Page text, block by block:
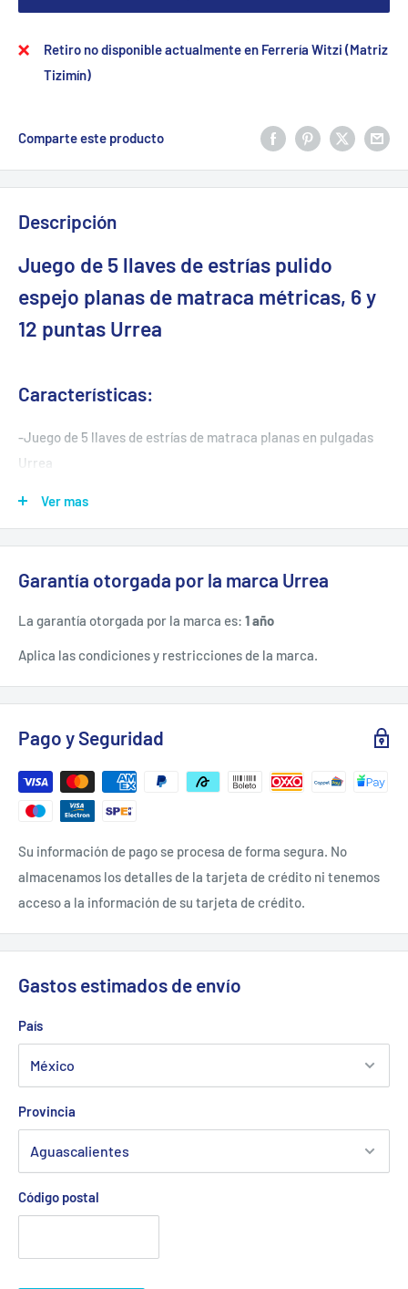
Retiro no disponible actualmente en Ferrería Witzi (Matriz
Tizimín)
Comparte este producto
Descripción
Juego de 5 llaves de estrías pulido
espejo planas de matraca métricas, 6 y
12 puntas Urrea
Características:
-Juego de 5 llaves de estrías de matraca planas en pulgadas
Urrea
17"
-Piezas: 5
Contenido:
Llave estrías matraca 11x12mm. Llave estrías matraca
13x14mm. Llave estrías matraca 15x17mm. Llave estrías
bolsas 23.6x34.5cm
Garantía: 1 año
Ver mas
Garantía otorgada por la marca Urrea
La garantía otorgada por la marca es: 1 año
Aplica las condiciones y restricciones de la marca.
Pago y Seguridad
Su información de pago se procesa de forma segura. No
almacenamos los detalles de la tarjeta de crédito ni tenemos
acceso a la información de su tarjeta de crédito.
Gastos estimados de envío
País
Provincia
Código postal